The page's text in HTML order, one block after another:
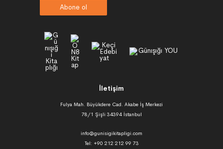
Abone ol
İletişim
Fulya Mah. Büyükdere Cad. Akabe İş Merkezi
78/1 Şişli 34394 İstanbul
info@gunisigikitapligi.com
Tel: +90 212 212 99 73